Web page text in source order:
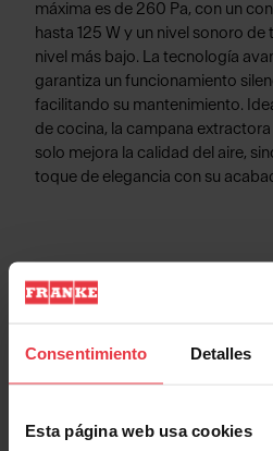
Consentimiento Detalles
Esta página web usa cookies
máxima es de 260 Pa, con un
hasta 125 W y un nivel sonoro de
nivel más bajo. La tecnología
garantiza un funcionamiento
facilitando su mantenimiento.
de cocina, la campana
solo mejora la calidad del aire,
toque de elegancia con su
Información de